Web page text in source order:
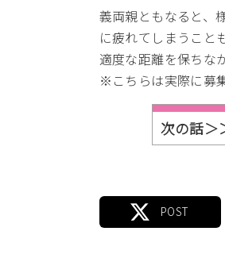
義両親ともなると、
に疲れてしまうこと
適度な距離を保ちな
※こちらは実際に募
次の話＞